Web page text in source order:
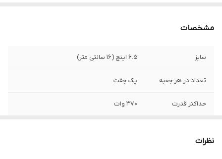
مشخصات
سایز 6.5 اینچ (16 سانتی متر)
تعداد در هر جعبه یک جفت
حداکثر قدرت 370 وات
نظرات